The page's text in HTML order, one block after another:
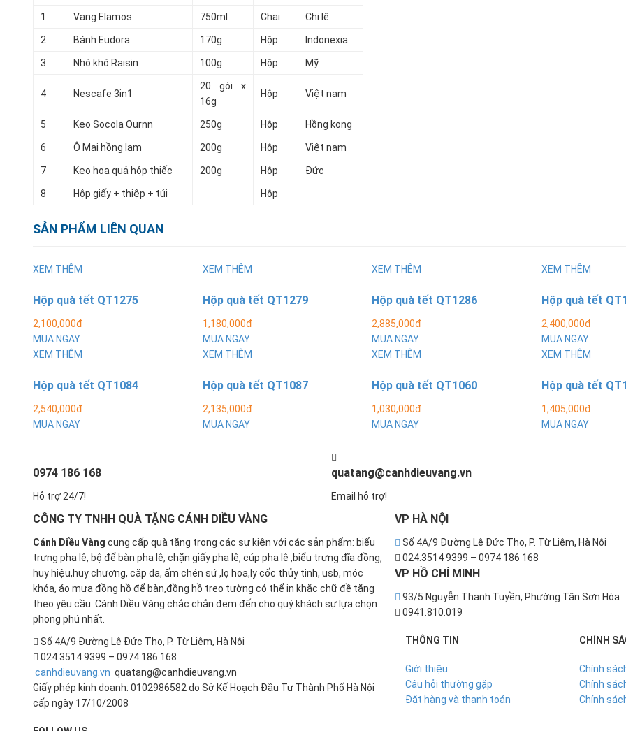
1 Vang Elamos 750ml Chai Chi lê
2 Bánh Eudora 170g Hộp Indonexia
3 Nhô khô Raisin 100g Hộp Mỹ
4 Nescafe 3in1
20 gói x
16g
Hộp Việt nam
5 Kẹo Socola Ournn 250g Hộp Hồng kong
6 Ô Mai hồng lam 200g Hộp Việt nam
7 Kẹo hoa quả hộp thiếc 200g Hộp Đức
8 Hộp giấy + thiệp + túi Hộp
SẢN PHẨM LIÊN QUAN
XEM THÊM
Hộp quà tết QT1275
2,100,000đ
MUA NGAY
XEM THÊM
Hộp quà tết QT1279
1,180,000đ
MUA NGAY
XEM THÊM
Hộp quà tết QT1286
2,885,000đ
MUA NGAY
XEM THÊM
Hộp quà tết
2,400,000đ
MUA NGAY
XEM THÊM
Hộp quà tết QT1084
2,540,000đ
MUA NGAY
XEM THÊM
Hộp quà tết QT1087
2,135,000đ
MUA NGAY
XEM THÊM
Hộp quà tết QT1060
1,030,000đ
MUA NGAY
XEM THÊM
Hộp quà tết
1,405,000đ
MUA NGAY
0974 186 168
Hỗ trợ 24/7!
quatang@canhdieuvang.vn
Email hỗ trợ!
CÔNG TY TNHH QUÀ TẶNG CÁNH DIỀU VÀNG
Cánh Diều Vàng cung cấp quà tặng trong các sự kiện với các sản phẩm: biểu
trưng pha lê, bộ để bàn pha lê, chặn giấy pha lê, cúp pha lê ,biểu trưng đĩa đồng,
huy hiệu,huy chương, cặp da, ấm chén sứ ,lọ hoa,ly cốc thủy tinh, usb, móc
khóa, áo mưa đồng hồ để bàn,đồng hồ treo tường có thể in khắc chữ đề tặng
theo yêu cầu. Cánh Diều Vàng chắc chắn đem đến cho quý khách sự lựa chọn
phong phú nhất.
Số 4A/9 Đường Lê Đức Thọ, P. Từ Liêm, Hà Nội
024.3514 9399 – 0974 186 168
canhdieuvang.vn quatang@canhdieuvang.vn
Giấy phép kinh doanh: 0102986582 do Sở Kế Hoạch Đầu Tư Thành Phố Hà Nội
cấp ngày 17/10/2008
VP HÀ NỘI
Số 4A/9 Đường Lê Đức Thọ, P. Từ Liêm, Hà Nội
024.3514 9399 – 0974 186 168
VP HỒ CHÍ MINH
93/5 Nguyễn Thanh Tuyền, Phường Tân Sơn Hòa
0941.810.019
THÔNG TIN
Giới thiệu
Câu hỏi thường gặp
Đặt hàng và thanh toán
CHÍNH
Chính
Chính
Chính